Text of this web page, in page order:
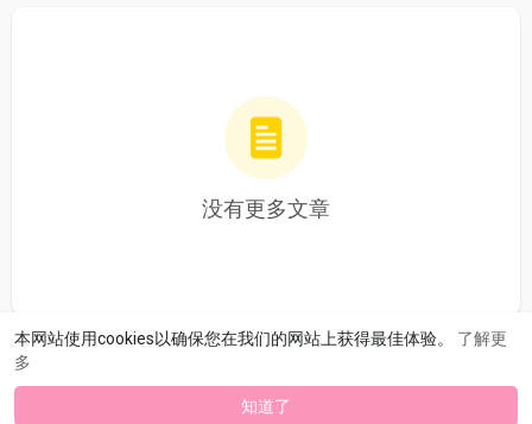
本网站使用cookies以确保您在我们的网站上获得最佳体验。 了解更
多
知道了
没有更多文章